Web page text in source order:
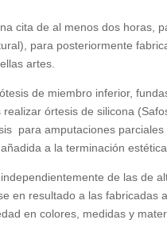
cita de al menos dos horas,
para posteriormente
artes.
de miembro inferior,
órtesis de silicona
para amputaciones
a la terminación estética.
de las de
en resultado a las fabricadas
en colores, medidas y